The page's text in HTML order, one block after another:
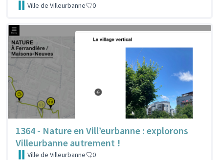
Ville de Villeurbanne 0
1364 - Nature en Vill’eurbanne : explorons
Villeurbanne autrement !
Ville de Villeurbanne 0